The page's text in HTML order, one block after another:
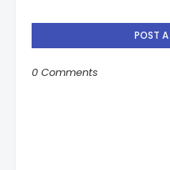
POST
0 Comments